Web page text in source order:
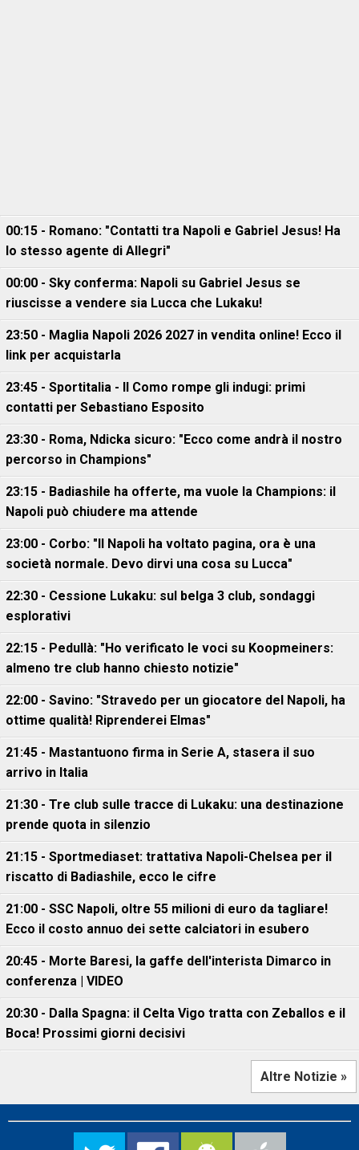
00:15 - Romano: "Contatti tra Napoli e Gabriel Jesus! Ha
lo stesso agente di Allegri"
00:00 - Sky conferma: Napoli su Gabriel Jesus se
riuscisse a vendere sia Lucca che Lukaku!
23:50 - Maglia Napoli 2026 2027 in vendita online! Ecco il
link per acquistarla
23:45 - Sportitalia - Il Como rompe gli indugi: primi
contatti per Sebastiano Esposito
23:30 - Roma, Ndicka sicuro: "Ecco come andrà il nostro
percorso in Champions"
23:15 - Badiashile ha offerte, ma vuole la Champions: il
Napoli può chiudere ma attende
23:00 - Corbo: "Il Napoli ha voltato pagina, ora è una
società normale. Devo dirvi una cosa su Lucca"
22:30 - Cessione Lukaku: sul belga 3 club, sondaggi
esplorativi
22:15 - Pedullà: "Ho verificato le voci su Koopmeiners:
almeno tre club hanno chiesto notizie"
22:00 - Savino: "Stravedo per un giocatore del Napoli, ha
ottime qualità! Riprenderei Elmas"
21:45 - Mastantuono firma in Serie A, stasera il suo
arrivo in Italia
21:30 - Tre club sulle tracce di Lukaku: una destinazione
prende quota in silenzio
21:15 - Sportmediaset: trattativa Napoli-Chelsea per il
riscatto di Badiashile, ecco le cifre
21:00 - SSC Napoli, oltre 55 milioni di euro da tagliare!
Ecco il costo annuo dei sette calciatori in esubero
20:45 - Morte Baresi, la gaffe dell'interista Dimarco in
conferenza | VIDEO
20:30 - Dalla Spagna: il Celta Vigo tratta con Zeballos e il
Boca! Prossimi giorni decisivi
Altre Notizie »